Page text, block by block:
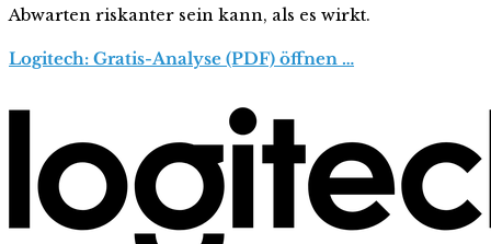
Abwarten riskanter sein kann, als es wirkt.
Logitech: Gratis-Analyse (PDF) öffnen …